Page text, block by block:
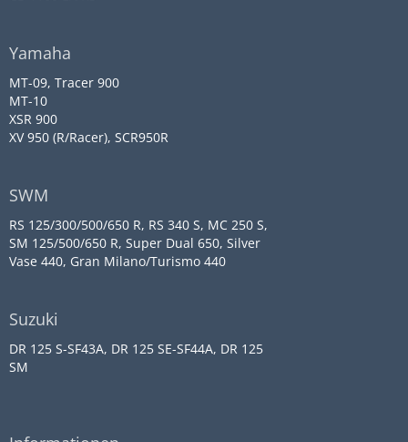
Yamaha
MT-09, Tracer 900
MT-10
XSR 900
XV 950 (R/Racer), SCR950R
SWM
RS 125/300/500/650 R, RS 340 S, MC 250 S,
SM 125/500/650 R, Super Dual 650, Silver
Vase 440, Gran Milano/Turismo 440
Suzuki
DR 125 S-SF43A, DR 125 SE-SF44A, DR 125
SM